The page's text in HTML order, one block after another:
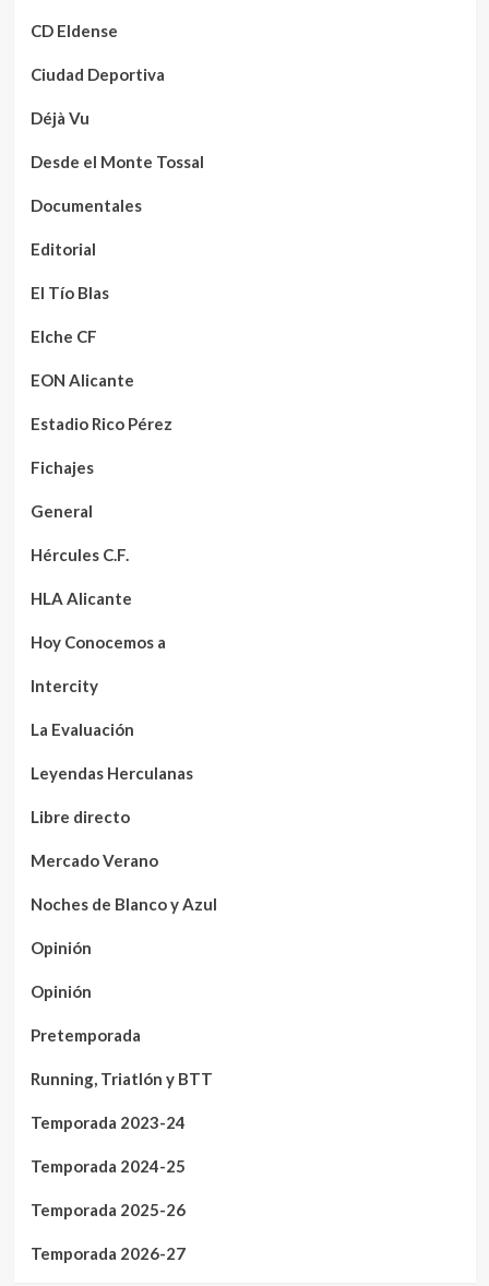
CD Eldense
Ciudad Deportiva
Déjà Vu
Desde el Monte Tossal
Documentales
Editorial
El Tío Blas
Elche CF
EON Alicante
Estadio Rico Pérez
Fichajes
General
Hércules C.F.
HLA Alicante
Hoy Conocemos a
Intercity
La Evaluación
Leyendas Herculanas
Libre directo
Mercado Verano
Noches de Blanco y Azul
Opinión
Opinión
Pretemporada
Running, Triatlón y BTT
Temporada 2023-24
Temporada 2024-25
Temporada 2025-26
Temporada 2026-27